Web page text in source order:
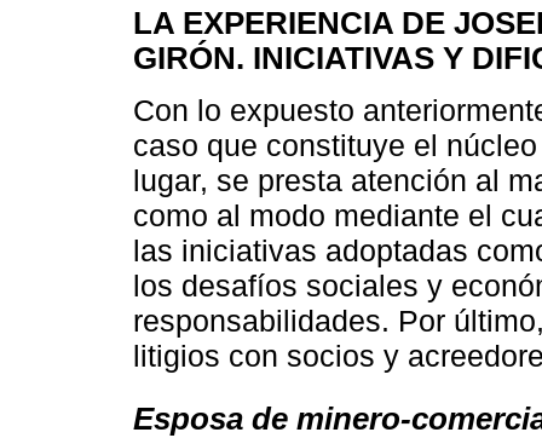
LA EXPERIENCIA DE
GIRÓN. INICIATIVAS Y
Con lo expuesto
caso que constituye el
lugar, se presta atención al
como al modo mediante el
las iniciativas adoptadas
los desafíos sociales y
responsabilidades. Por
litigios con socios y
Esposa de minero-